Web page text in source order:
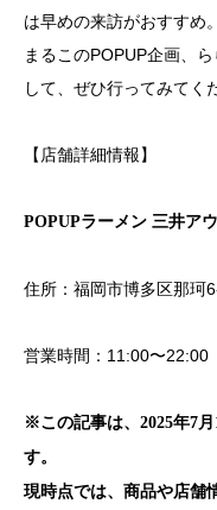
は早めの来訪がおすすめ
まるこのPOPUP企画、
して、ぜひ行ってみてく
【店舗詳細情報】
POPUPラーメン 三井ア
住所：福岡市博多区那珂
営業時間：11:00〜22:00
※この記事は、2025年7
す。
現時点では、商品や店舗